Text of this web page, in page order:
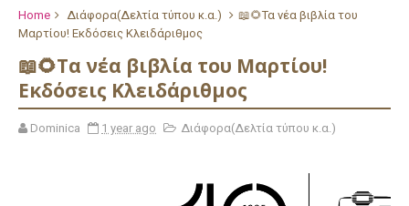
Home Διάφορα(Δελτία τύπου κ.α.)
📖🌻Τα νέα βιβλία του
Μαρτίου! Εκδόσεις Κλειδάριθμος
📖🌻Τα νέα βιβλία του Μαρτίου!
Εκδόσεις Κλειδάριθμος
Dominica 1 year ago Διάφορα(Δελτία τύπου κ.α.)